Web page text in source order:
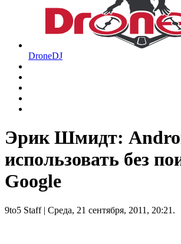
DroneDJ
Эрик Шмидт:
использовать без
Google
9to5 Staff| Среда, 21 сентября, 2011, 20:21.